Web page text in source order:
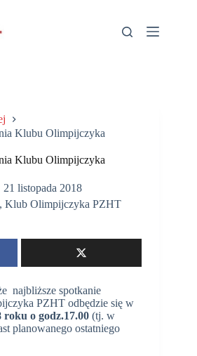
Klubu Olimpijczyka
Klubu Olimpijczyka
21 listopada 2018
, Klub Olimpijczyka PZHT
najbliższe spotkanie
PZHT odbędzie się w
roku o godz.17.00 (tj. w
planowanego ostatniego